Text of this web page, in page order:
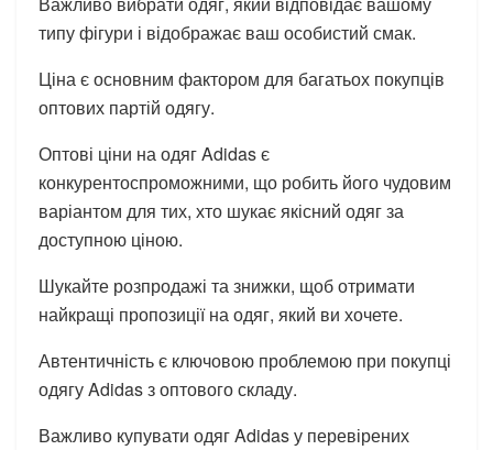
типу фігури і відображає ваш особистий смак.
Ціна є основним фактором для багатьох покупців
оптових партій одягу.
Оптові ціни на одяг Adidas є
конкурентоспроможними, що робить його чудовим
варіантом для тих, хто шукає якісний одяг за
доступною ціною.
Шукайте розпродажі та знижки, щоб отримати
найкращі пропозиції на одяг, який ви хочете.
Автентичність є ключовою проблемою при покупці
одягу Adidas з оптового складу.
Важливо купувати одяг Adidas у перевірених